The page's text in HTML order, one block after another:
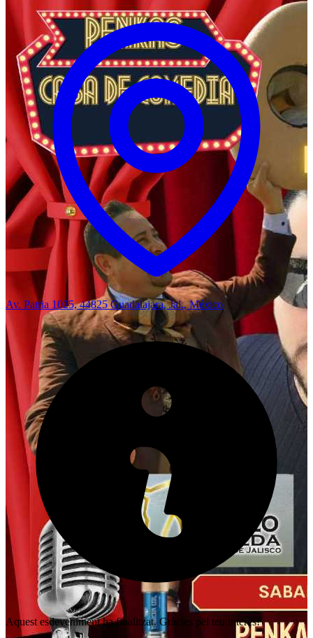
Av. Patria 1025, 44825 Guadalajara, Jal., México
Aquest esdeveniment ha finalitzat. Gràcies pel teu interès!